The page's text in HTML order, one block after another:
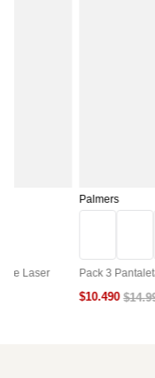
Laser
Palmers
Pack 3
$10.490 $14.